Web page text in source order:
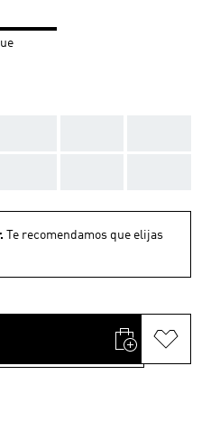
Te recomendamos que elijas